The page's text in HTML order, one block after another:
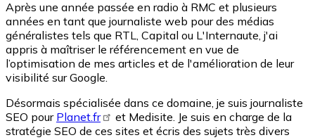
Après une année passée en radio à RMC et plusieurs
années en tant que journaliste web pour des médias
généralistes tels que RTL, Capital ou L'Internaute, j'ai
appris à maîtriser le référencement en vue de
l’optimisation de mes articles et de l'amélioration de leur
visibilité sur Google.
Désormais spécialisée dans ce domaine, je suis journaliste
SEO pour Planet.fr
et Medisite. Je suis en charge de la
stratégie SEO de ces sites et écris des sujets très divers